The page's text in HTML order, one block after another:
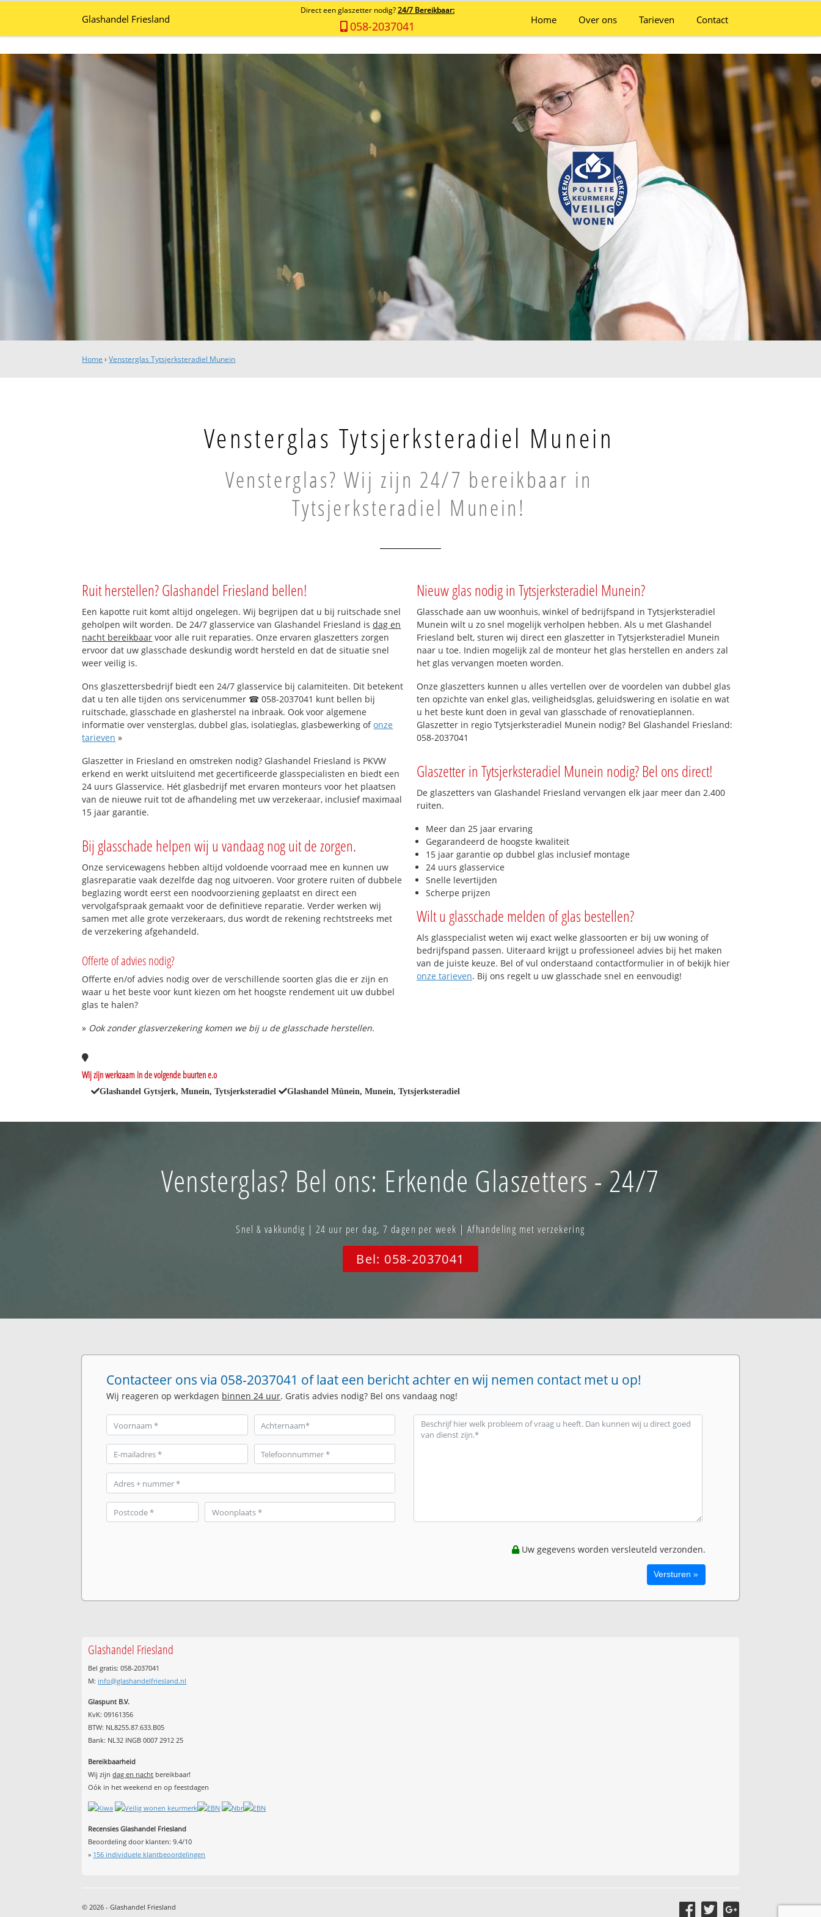
Glashandel Friesland
Direct een glaszetter nodig? 24/7 Bereikbaar:
058-2037041 Home Over ons Tarieven Contact
Home ›Vensterglas Tytsjerksteradiel Munein
Vensterglas Tytsjerksteradiel Munein
Vensterglas? Wij zijn 24/7 bereikbaar in
Tytsjerksteradiel Munein!
Ruit herstellen? Glashandel Friesland bellen!
Een kapotte ruit komt altijd ongelegen. Wij begrijpen dat u bij ruitschade snel
geholpen wilt worden. De 24/7 glasservice van Glashandel Friesland isdag en
nacht bereikbaar voor alle ruit reparaties. Onze ervaren glaszetters zorgen
ervoor dat uw glasschade deskundig wordt hersteld en dat de situatie snel
weer veilig is.
Ons glaszettersbedrijf biedt een 24/7 glasservice bij calamiteiten. Dit betekent
dat u ten alle tijden ons servicenummer ☎ 058-2037041 kunt bellen bij
ruitschade, glasschade en glasherstel na inbraak. Ook voor algemene
informatie over vensterglas, dubbel glas, isolatieglas, glasbewerking ofonze
tarieven »
Glaszetter in Friesland en omstreken nodig? Glashandel Friesland is PKVW
erkend en werkt uitsluitend met gecertificeerde glasspecialisten en biedt een
24 uurs Glasservice. Hét glasbedrijf met ervaren monteurs voor het plaatsen
van de nieuwe ruit tot de afhandeling met uw verzekeraar, inclusief maximaal
15 jaar garantie.
Bij glasschade helpen wij u vandaag nog uit de zorgen.
Onze servicewagens hebben altijd voldoende voorraad mee en kunnen uw
glasreparatie vaak dezelfde dag nog uitvoeren. Voor grotere ruiten of dubbele
beglazing wordt eerst een noodvoorziening geplaatst en direct een
vervolgafspraak gemaakt voor de definitieve reparatie. Verder werken wij
samen met alle grote verzekeraars, dus wordt de rekening rechtstreeks met
de verzekering afgehandeld.
Offerte of advies nodig?
Offerte en/of advies nodig over de verschillende soorten glas die er zijn en
waar u het beste voor kunt kiezen om het hoogste rendement uit uw dubbel
glas te halen?
» Ook zonder glasverzekering komen we bij u de glasschade herstellen.
Nieuw glas nodig in Tytsjerksteradiel Munein?
Glasschade aan uw woonhuis, winkel of bedrijfspand in Tytsjerksteradiel
Munein wilt u zo snel mogelijk verholpen hebben. Als u met Glashandel
Friesland belt, sturen wij direct een glaszetter in Tytsjerksteradiel Munein
naar u toe. Indien mogelijk zal de monteur het glas herstellen en anders zal
het glas vervangen moeten worden.
Onze glaszetters kunnen u alles vertellen over de voordelen van dubbel glas
ten opzichte van enkel glas, veiligheidsglas, geluidswering en isolatie en wat
u het beste kunt doen in geval van glasschade of renovatieplannen.
Glaszetter in regio Tytsjerksteradiel Munein nodig? Bel Glashandel Friesland:
058-2037041
Glaszetter in Tytsjerksteradiel Munein nodig? Bel ons direct!
De glaszetters van Glashandel Friesland vervangen elk jaar meer dan 2.400
ruiten.
Meer dan 25 jaar ervaring
Gegarandeerd de hoogste kwaliteit
15 jaar garantie op dubbel glas inclusief montage
24 uurs glasservice
Snelle levertijden
Scherpe prijzen
Wilt u glasschade melden of glas bestellen?
Als glasspecialist weten wij exact welke glassoorten er bij uw woning of
bedrijfspand passen. Uiteraard krijgt u professioneel advies bij het maken
van de juiste keuze. Bel of vul onderstaand contactformulier in of bekijk hier
onze tarieven. Bij ons regelt u uw glasschade snel en eenvoudig!
Wij zijn werkzaam in de volgende buurten e.o
Glashandel Gytsjerk, Munein, Tytsjerksteradiel Glashandel Mûnein, Munein, Tytsjerksteradiel
Vensterglas? Bel ons: Erkende Glaszetters - 24/7
Snel & vakkundig | 24 uur per dag, 7 dagen per week | Afhandeling met verzekering
Bel: 058-2037041
Contacteer ons via 058-2037041 of laat een bericht achter en wij nemen contact met u op!
Wij reageren op werkdagen binnen 24 uur. Gratis advies nodig? Bel ons vandaag nog!
Uw gegevens worden versleuteld verzonden.
Glashandel Friesland
Bel gratis: 058-2037041
M: info@glashandelfriesland.nl
Glaspunt B.V.
KvK: 09161356
BTW: NL8255.87.633.B05
Bank: NL32 INGB 0007 2912 25
Bereikbaarheid
Wij zijndag en nacht bereikbaar!
Oók in het weekend en op feestdagen
Recensies Glashandel Friesland
Beoordeling door klanten:9.4/10
» 156 individuele klantbeoordelingen
© 2026 - Glashandel Friesland